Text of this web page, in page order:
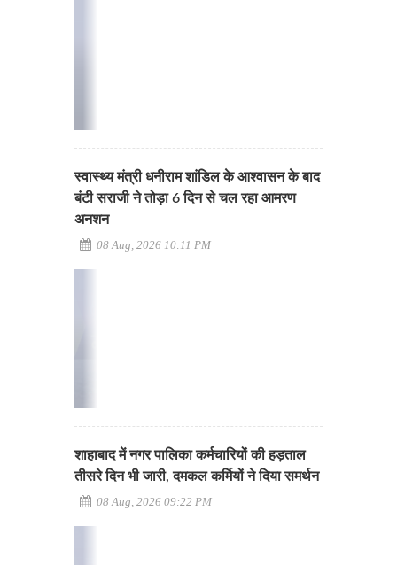
स्वास्थ्य मंत्री धनीराम शांडिल के आश्वासन के बाद
बंटी सराजी ने तोड़ा 6 दिन से चल रहा आमरण
अनशन
08 Aug, 2026 10:11 PM
शाहाबाद में नगर पालिका कर्मचारियों की हड़ताल
तीसरे दिन भी जारी, दमकल कर्मियों ने दिया समर्थन
08 Aug, 2026 09:22 PM